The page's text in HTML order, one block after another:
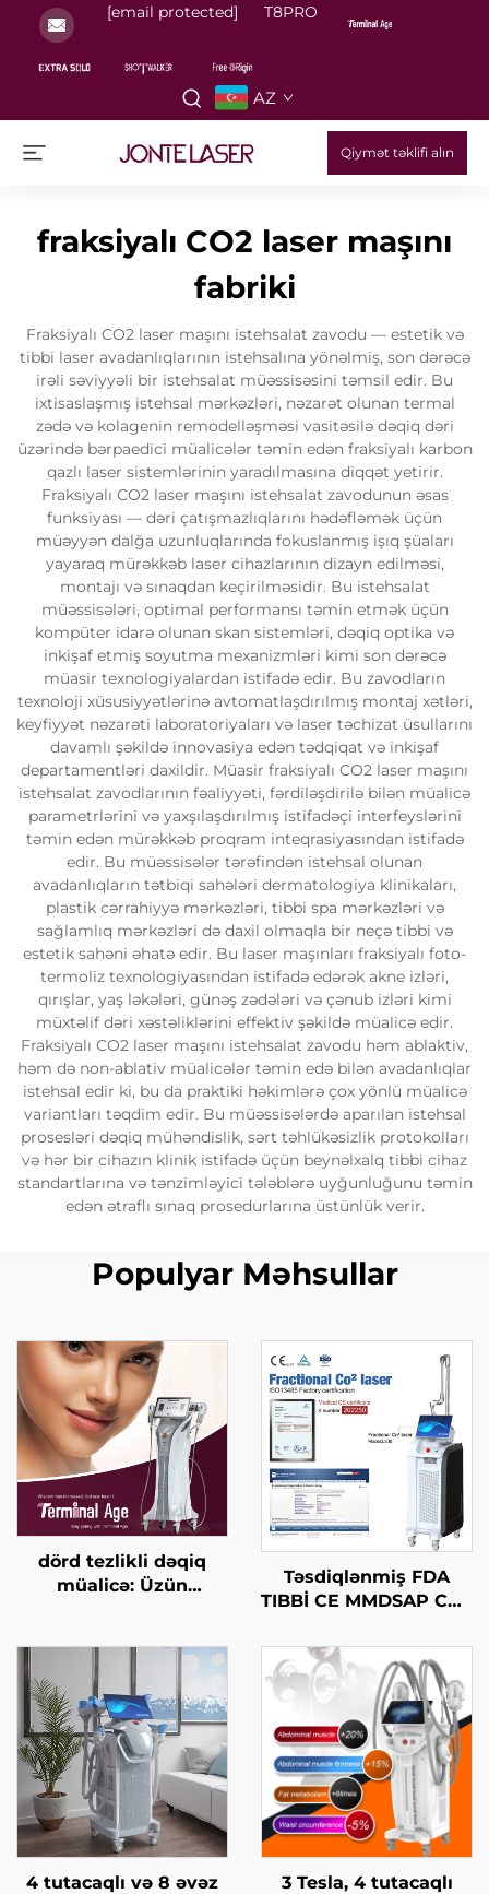
[email protected] T8PRO
AZ
Qiymət təklifi alın
fraksiyalı CO2 laser maşını
fabriki
Fraksiyalı CO2 laser maşını istehsalat zavodu — estetik və
tibbi laser avadanlıqlarının istehsalına yönəlmiş, son dərəcə
irəli səviyyəli bir istehsalat müəssisəsini təmsil edir. Bu
ixtisaslaşmış istehsal mərkəzləri, nəzarət olunan termal
zədə və kolagenin remodelləşməsi vasitəsilə dəqiq dəri
üzərində bərpaedici müalicələr təmin edən fraksiyalı karbon
qazlı laser sistemlərinin yaradılmasına diqqət yetirir.
Fraksiyalı CO2 laser maşını istehsalat zavodunun əsas
funksiyası — dəri çatışmazlıqlarını hədəfləmək üçün
müəyyən dalğa uzunluqlarında fokuslanmış işıq şüaları
yayaraq mürəkkəb laser cihazlarının dizayn edilməsi,
montajı və sınaqdan keçirilməsidir. Bu istehsalat
müəssisələri, optimal performansı təmin etmək üçün
kompüter idarə olunan skan sistemləri, dəqiq optika və
inkişaf etmiş soyutma mexanizmləri kimi son dərəcə
müasir texnologiyalardan istifadə edir. Bu zavodların
texnoloji xüsusiyyətlərinə avtomatlaşdırılmış montaj xətləri,
keyfiyyət nəzarəti laboratoriyaları və laser təchizat üsullarını
davamlı şəkildə innovasiya edən tədqiqat və inkişaf
departamentləri daxildir. Müasir fraksiyalı CO2 laser maşını
istehsalat zavodlarının fəaliyyəti, fərdiləşdirilə bilən müalicə
parametrlərini və yaxşılaşdırılmış istifadəçi interfeyslərini
təmin edən mürəkkəb proqram inteqrasiyasından istifadə
edir. Bu müəssisələr tərəfindən istehsal olunan
avadanlıqların tətbiqi sahələri dermatologiya klinikaları,
plastik cərrahiyyə mərkəzləri, tibbi spa mərkəzləri və
sağlamlıq mərkəzləri də daxil olmaqla bir neçə tibbi və
estetik sahəni əhatə edir. Bu laser maşınları fraksiyalı foto-
termoliz texnologiyasından istifadə edərək akne izləri,
qırışlar, yaş ləkələri, günəş zədələri və çənub izləri kimi
müxtəlif dəri xəstəliklərini effektiv şəkildə müalicə edir.
Fraksiyalı CO2 laser maşını istehsalat zavodu həm ablaktiv,
həm də non-ablativ müalicələr təmin edə bilən avadanlıqlar
istehsal edir ki, bu da praktiki həkimlərə çox yönlü müalicə
variantları təqdim edir. Bu müəssisələrdə aparılan istehsal
prosesləri dəqiq mühəndislik, sərt təhlükəsizlik protokolları
və hər bir cihazın klinik istifadə üçün beynəlxalq tibbi cihaz
standartlarına və tənzimləyici tələblərə uyğunluğunu təmin
edən ətraflı sınaq prosedurlarına üstünlük verir.
Populyar Məhsullar
dörd tezlikli dəqiq
müalicə: Üzün
formalaşdırılması, son
yaş HIFU maşını
Təsdiqlənmiş FDA
TIBBİ CE MMDSAP CO2
Maşını
4 tutacaqlı və 8 əvəz
3 Tesla, 4 tutacaqlı